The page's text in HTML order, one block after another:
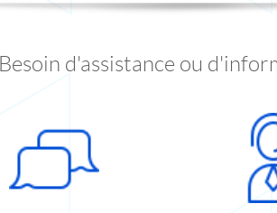
Besoin d'assistance ou